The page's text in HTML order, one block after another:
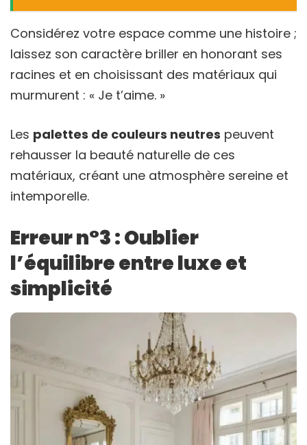
Considérez votre espace comme une histoire ;
laissez son caractère briller en honorant ses
racines et en choisissant des matériaux qui
murmurent : « Je t’aime. »
Les palettes de couleurs neutres peuvent
rehausser la beauté naturelle de ces
matériaux, créant une atmosphère sereine et
intemporelle.
Erreur n°3 : Oublier
l’équilibre entre luxe et
simplicité